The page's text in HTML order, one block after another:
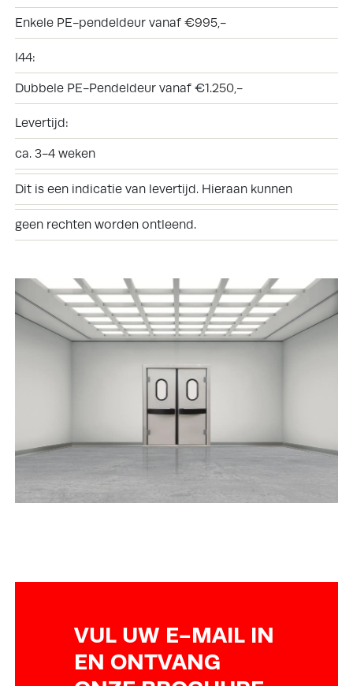
Enkele PE-pendeldeur vanaf €995,-
I44:
Dubbele PE-Pendeldeur vanaf €1.250,-
Levertijd:
ca. 3-4 weken
Dit is een indicatie van levertijd. Hieraan kunnen
geen rechten worden ontleend.
VUL UW E-MAIL IN
EN ONTVANG